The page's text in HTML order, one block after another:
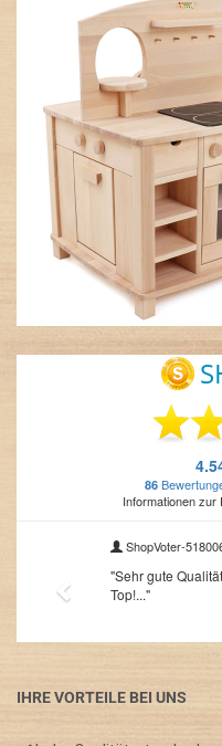
IHRE VORTEILE BEI UNS